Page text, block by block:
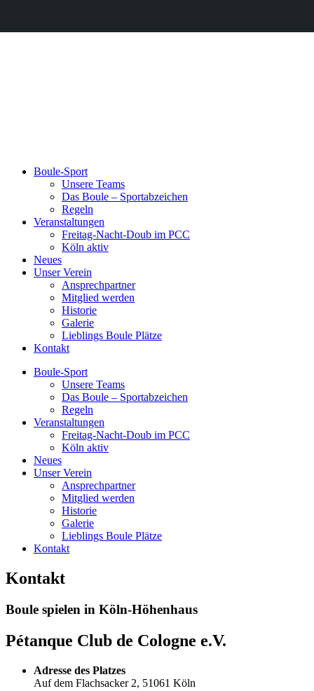
Boule-Sport
Unsere Teams
Das Boule – Sportabzeichen
Regeln
Veranstaltungen
Freitag-Nacht-Doub im PCC
Köln aktiv
Neues
Unser Verein
Ansprechpartner
Mitglied werden
Historie
Galerie
Lieblings Boule Plätze
Kontakt
Boule-Sport
Unsere Teams
Das Boule – Sportabzeichen
Regeln
Veranstaltungen
Freitag-Nacht-Doub im PCC
Köln aktiv
Neues
Unser Verein
Ansprechpartner
Mitglied werden
Historie
Galerie
Lieblings Boule Plätze
Kontakt
Kontakt
Boule spielen in Köln-Höhenhaus
Pétanque Club de Cologne e.V.
Adresse des Platzes
Auf dem Flachsacker 2, 51061 Köln